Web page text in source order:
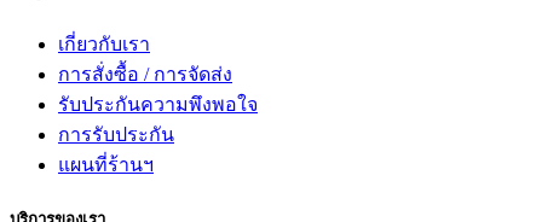
เกี่ยวกับเรา
การสั่งซื้อ / การจัดส่ง
รับประกันความพึงพอใจ
การรับประกัน
แผนที่ร้านฯ